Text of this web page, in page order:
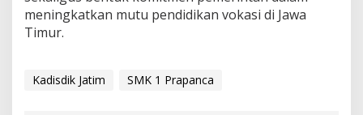
d
J
meningkatkan mutu pendidikan vokasi di Jawa
Timur.
Kadisdik Jatim SMK 1 Prapanca